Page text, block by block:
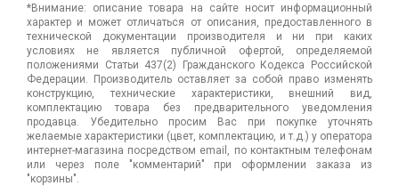
*Внимание: описание товара на сайте носит информационный
характер и может отличаться от описания, предоставленного в
технической документации производителя и ни при каких
условиях не является публичной офертой, определяемой
положениями Статьи 437(2) Гражданского Кодекса Российской
Федерации. Производитель оставляет за собой право изменять
конструкцию, технические характеристики, внешний вид,
комплектацию товара без предварительного уведомления
продавца. Убедительно просим Вас при покупке уточнять
желаемые характеристики (цвет, комплектацию, и т.д.) у оператора
интернет-магазина посредством email, по контактным телефонам
или через поле "комментарий" при оформлении заказа из
"корзины".